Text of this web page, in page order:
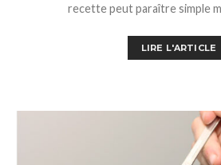
recette peut paraître simple
LIRE L'ARTICLE